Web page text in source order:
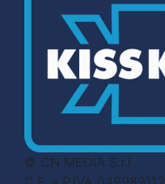
© CN MEDIA S.r.l.